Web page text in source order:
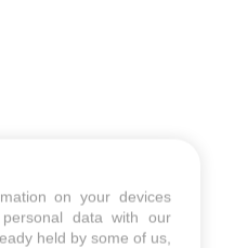
on your devices
data with our
held by some of us,